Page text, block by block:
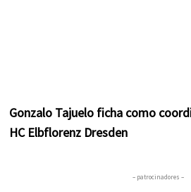
Gonzalo Tajuelo ficha como
HC Elbflorenz Dresden
– patrocinadores –